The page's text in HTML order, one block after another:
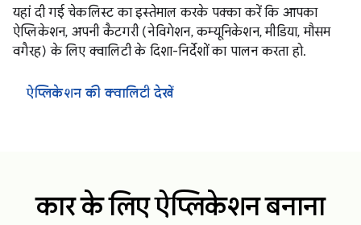
यहां दी गई चेकलिस्ट का इस्तेमाल करके पक्का करें कि आपका
ऐप्लिकेशन, अपनी कैटगरी (नेविगेशन, कम्यूनिकेशन, मीडिया, मौसम
वगैरह) के लिए क्वालिटी के दिशा-निर्देशों का पालन करता हो.
ऐप्लिकेशन की क्वालिटी देखें
कार के लिए ऐप्लिकेशन बनाना